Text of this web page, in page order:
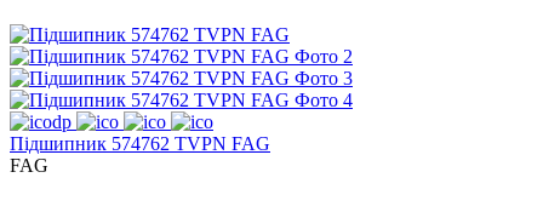
Підшипник 574762 TVPN FAG
FAG